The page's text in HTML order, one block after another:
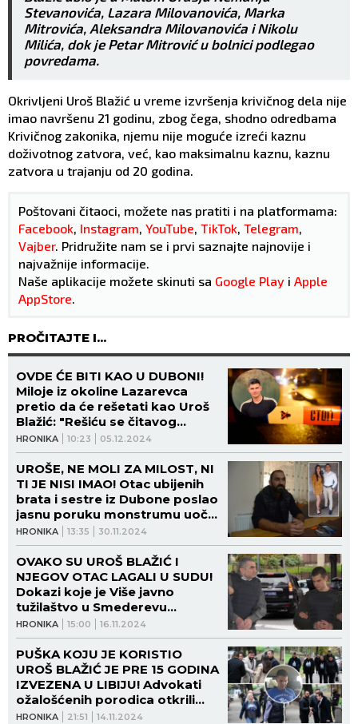
Stevanovića, Lazara Milovanovića, Marka
Mitrovića, Aleksandra Milovanovića i Nikolu
Milića, dok je Petar Mitrović u bolnici podlegao
povredama.
Okrivljeni Uroš Blažić u vreme izvršenja krivičnog dela nije
imao navršenu 21 godinu, zbog čega, shodno odredbama
Krivičnog zakonika, njemu nije moguće izreći kaznu
doživotnog zatvora, već, kao maksimalnu kaznu, kaznu
zatvora u trajanju od 20 godina.
Poštovani čitaoci, možete nas pratiti i na platformama:
Facebook, Instagram, YouTube, TikTok, Telegram,
Vajber. Pridružite nam se i prvi saznajte najnovije i
najvažnije informacije.
Naše aplikacije možete skinuti sa Google Play i Apple
AppStore.
PROČITAJTE I...
HRONIKA 10:23 05.12.2024
OVDE ĆE BITI KAO U DUBONI!
Miloje iz okoline Lazarevca
pretio da će rešetati kao Uroš
Blažić: "Rešiću se čitavog
komšiluka!"
HRONIKA 13:35 30.11.2024
UROŠE, NE MOLI ZA MILOST, NI
TI JE NISI IMAO! Otac ubijenih
brata i sestre iz Dubone poslao
jasnu poruku monstrumu uoči
izricanju presude: "Obesi se!"
(VIDEO)
HRONIKA 15:00 16.11.2024
OVAKO SU UROŠ BLAŽIĆ I
NJEGOV OTAC LAGALI U SUDU!
Dokazi koje je Više javno
tužilaštvo u Smederevu
prikupilo protiv Blažića oborili
njihovu odbranu!
HRONIKA 21:51 14.11.2024
PUŠKA KOJU JE KORISTIO
UROŠ BLAŽIĆ JE PRE 15 GODINA
IZVEZENA U LIBIJU! Advokati
ožalošćenih porodica otkrili
detalje iz sudnice!